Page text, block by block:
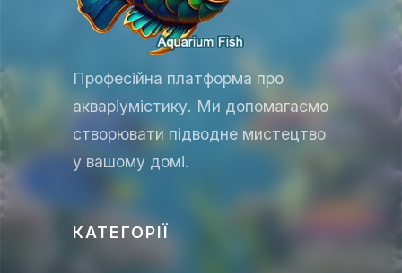
Професійна платформа про
акваріумістику. Ми допомагаємо
створювати підводне мистецтво
у вашому домі.
КАТЕГОРІЇ